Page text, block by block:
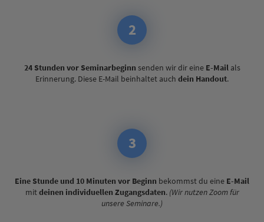
2
24 Stunden vor Seminarbeginn senden wir dir eine E-Mail als
Erinnerung. Diese E-Mail beinhaltet auch dein Handout.
3
Eine Stunde und 10 Minuten vor Beginn bekommst du eine E-Mail
mitdeinen individuellen Zugangsdaten. (Wir nutzen Zoom für
unsere Seminare.)